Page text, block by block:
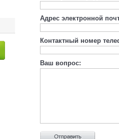
Адрес электронной
Контактный номер
Ваш вопрос: